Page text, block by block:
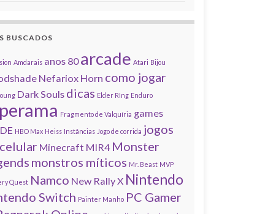
BUSCADOS
Amdarais anos 80 arcade Atari Bijou
Nefariox Horn como jogar
Dark Souls dicas Elder RIng Enduro
Fragmento de Valquíria games
HBO Max Heiss Instâncias Jogo de corrida jogos
Minecraft MIR4 Monster
monstros míticos Mr. Beast MVP
Quest Namco New Rally X Nintendo
Switch Painter Manho PC Gamer